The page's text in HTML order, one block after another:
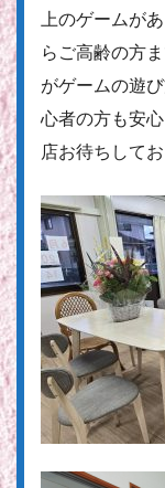
上のゲームが
らご高齢の方
がゲームの遊
心者の方も安
店お待ちしてお